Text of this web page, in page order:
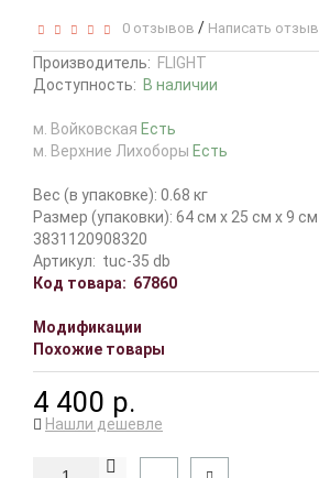
0 отзывов / Написать отзыв
Производитель: FLIGHT
Доступность: В наличии
м. Войковская Есть
м. Верхние Лихоборы Есть
Вес (в упаковке): 0.68 кг
Размер (упаковки): 64 см x 25 см x 9 см
3831120908320
Артикул: tuc-35 db
Код товара: 67860
Модификации
Похожие товары
4 400 р.
Нашли дешевле